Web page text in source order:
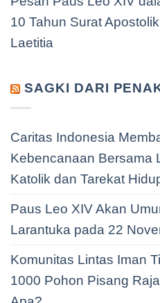
10 Tahun Surat
Laetitia
SAGKI DARI
Caritas Indonesia
Kebencanaan Bersama
Katolik dan Tarekat
Paus Leo XIV Akan
Larantuka pada 22
Komunitas Lintas Iman
1000 Pohon Pisang